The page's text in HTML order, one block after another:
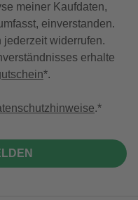
meiner Kaufdaten,
einverstanden.
jederzeit widerrufen.
erhalte
*.
.